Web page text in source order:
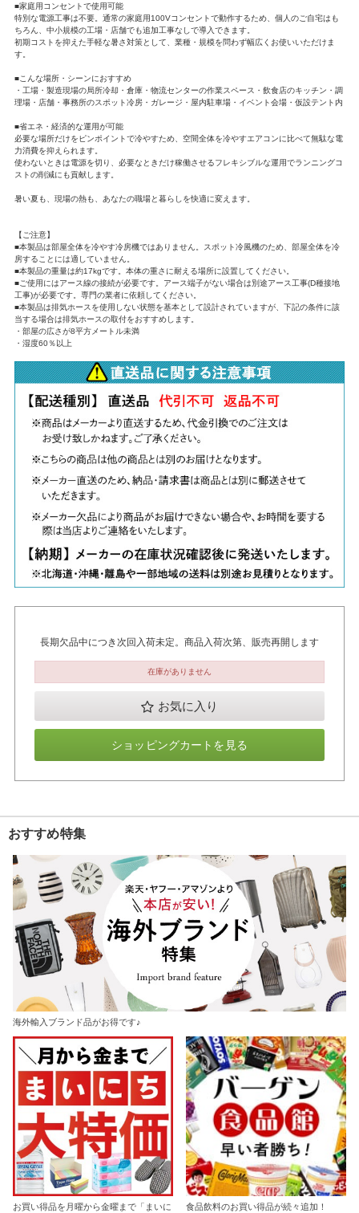
■家庭用コンセントで使用可能
特別な電源工事は不要。通常の家庭用100Vコンセントで動作するため、個人のご自宅はも
ちろん、中小規模の工場・店舗でも追加工事なしで導入できます。
初期コストを抑えた手軽な暑さ対策として、業種・規模を問わず幅広くお使いいただけま
す。
■こんな場所・シーンにおすすめ
・工場・製造現場の局所冷却・倉庫・物流センターの作業スペース・飲食店のキッチン・調
理場・店舗・事務所のスポット冷房・ガレージ・屋内駐車場・イベント会場・仮設テント内
■省エネ・経済的な運用が可能
必要な場所だけをピンポイントで冷やすため、空間全体を冷やすエアコンに比べて無駄な電
力消費を抑えられます。
使わないときは電源を切り、必要なときだけ稼働させるフレキシブルな運用でランニングコ
ストの削減にも貢献します。
暑い夏も、現場の熱も、あなたの職場と暮らしを快適に変えます。
【ご注意】
■本製品は部屋全体を冷やす冷房機ではありません。スポット冷風機のため、部屋全体を冷
房することには適していません。
■本製品の重量は約17kgです。本体の重さに耐える場所に設置してください。
■ご使用にはアース線の接続が必要です。アース端子がない場合は別途アース工事(D種接地
工事)が必要です。専門の業者に依頼してください。
■本製品は排気ホースを使用しない状態を基本として設計されていますが、下記の条件に該
当する場合は排気ホースの取付をおすすめします。
・部屋の広さが8平方メートル未満
・湿度60％以上
長期欠品中につき次回入荷未定。商品入荷次第、販売再開します
在庫がありません
お気に入り
ショッピングカートを見る
おすすめ特集
海外輸入ブランド品がお得です♪
お買い得品を月曜から金曜まで「まいに
食品飲料のお買い得品が続々追加！